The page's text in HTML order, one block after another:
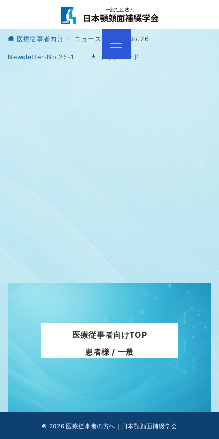
医療従事者向け ニュースレター No.26
Newsletter-No.26-1 ダウンロード
医療従事者向けTOP
患者様 / 一般
© 2026 医療従事者の方へ｜日本顎顔面補綴学会